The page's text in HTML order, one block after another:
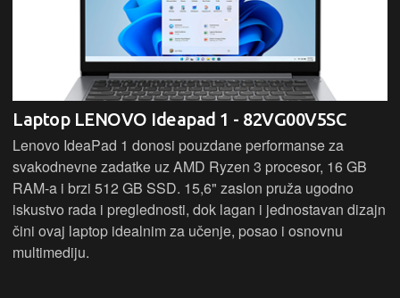
Laptop LENOVO Ideapad 1 - 82VG00V5SC
Lenovo IdeaPad 1 donosi pouzdane performanse za
svakodnevne zadatke uz AMD Ryzen 3 procesor, 16 GB
RAM-a i brzi 512 GB SSD. 15,6" zaslon pruža ugodno
iskustvo rada i preglednosti, dok lagan i jednostavan dizajn
čini ovaj laptop idealnim za učenje, posao i osnovnu
multimediju.